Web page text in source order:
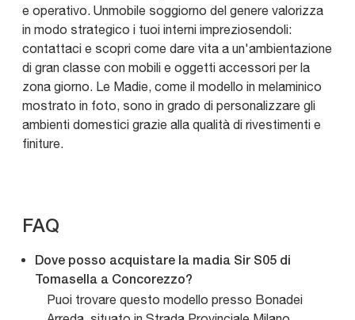
e operativo. Unmobile soggiorno del genere valorizza
in modo strategico i tuoi interni impreziosendoli:
contattaci e scopri come dare vita a un'ambientazione
di gran classe con mobili e oggetti accessori per la
zona giorno. Le Madie, come il modello in melaminico
mostrato in foto, sono in grado di personalizzare gli
ambienti domestici grazie alla qualità di rivestimenti e
finiture.
FAQ
Dove posso acquistare la madia Sir S05 di
Tomasella a Concorezzo?
Puoi trovare questo modello presso Bonadei